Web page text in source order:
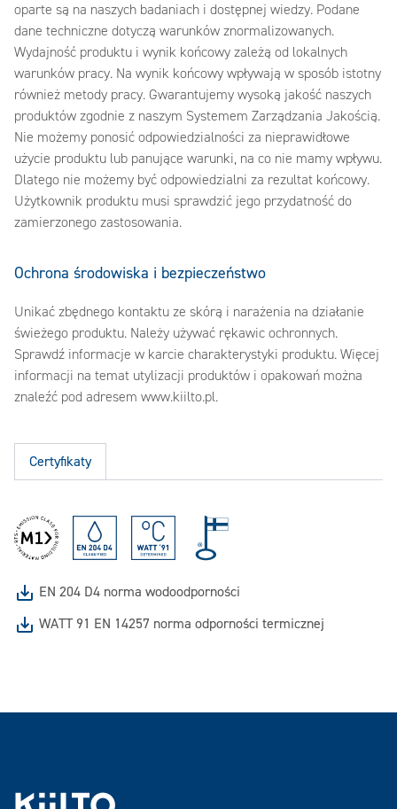
oparte są na naszych badaniach i dostępnej wiedzy. Podane
dane techniczne dotyczą warunków znormalizowanych.
Wydajność produktu i wynik końcowy zależą od lokalnych
warunków pracy. Na wynik końcowy wpływają w sposób istotny
również metody pracy. Gwarantujemy wysoką jakość naszych
produktów zgodnie z naszym Systemem Zarządzania Jakością.
Nie możemy ponosić odpowiedzialności za nieprawidłowe
użycie produktu lub panujące warunki, na co nie mamy wpływu.
Dlatego nie możemy być odpowiedzialni za rezultat końcowy.
Użytkownik produktu musi sprawdzić jego przydatność do
zamierzonego zastosowania.
Ochrona środowiska i bezpieczeństwo
Unikać zbędnego kontaktu ze skórą i narażenia na działanie
świeżego produktu. Należy używać rękawic ochronnych.
Sprawdź informacje w karcie charakterystyki produktu. Więcej
informacji na temat utylizacji produktów i opakowań można
znaleźć pod adresem www.kiilto.pl.
Certyfikaty
EN 204 D4 norma wodoodporności
WATT 91 EN 14257 norma odporności termicznej